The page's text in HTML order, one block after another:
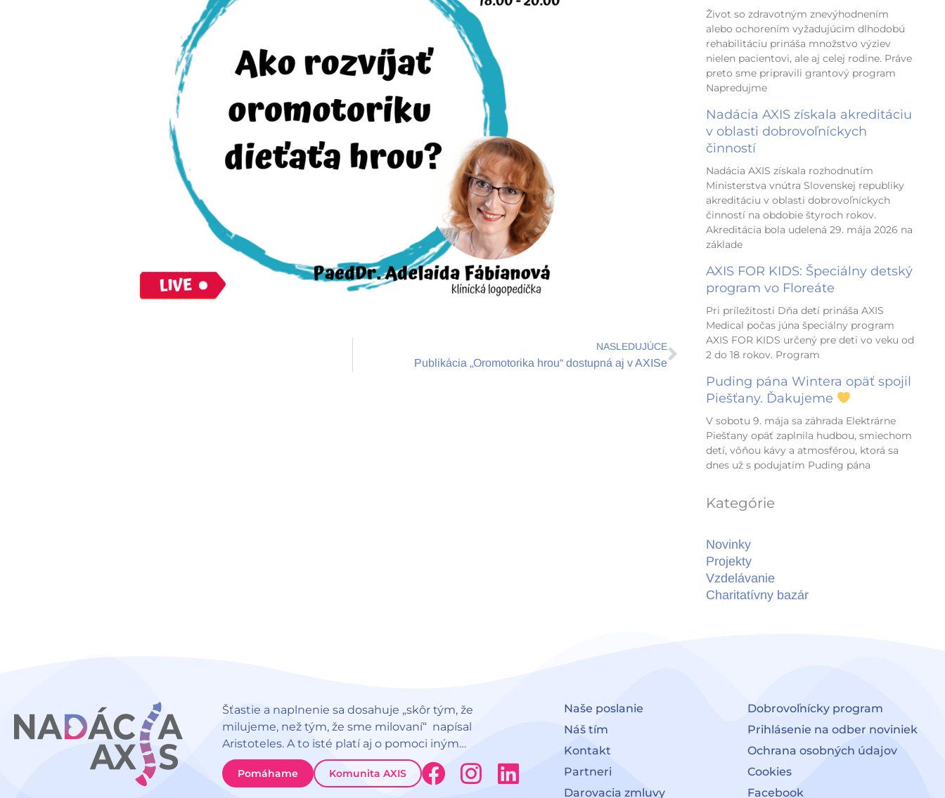
NASLEDUJÚCE
Publikácia „Oromotorika hrou“ dostupná aj v AXISe
Ďalšie
Život so zdravotným znevýhodnením
alebo ochorením vyžadujúcim dlhodobú
rehabilitáciu prináša množstvo výziev
nielen pacientovi, ale aj celej rodine. Práve
preto sme pripravili grantový program
Napredujme
Nadácia AXIS získala akreditáciu
v oblasti dobrovoľníckych
činností
Nadácia AXIS získala rozhodnutím
Ministerstva vnútra Slovenskej republiky
akreditáciu v oblasti dobrovoľníckych
činností na obdobie štyroch rokov.
Akreditácia bola udelená 29. mája 2026 na
základe
AXIS FOR KIDS: Špeciálny detský
program vo Floreáte
Pri príležitosti Dňa detí prináša AXIS
Medical počas júna špeciálny program
AXIS FOR KIDS určený pre deti vo veku od
2 do 18 rokov. Program
Puding pána Wintera opäť spojil
Piešťany. Ďakujeme
V sobotu 9. mája sa záhrada Elektrárne
Piešťany opäť zaplnila hudbou, smiechom
detí, vôňou kávy a atmosférou, ktorá sa
dnes už s podujatím Puding pána
Kategórie
Novinky
Projekty
Vzdelávanie
Charitatívny bazár
Šťastie a naplnenie sa dosahuje „skôr tým, že
milujeme, než tým, že sme milovaní“ napísal
Aristoteles. A to isté platí aj o pomoci iným…
Pomáhame Komunita AXIS
F
I
L
Naše poslanie
Náš tím
Kontakt
Partneri
Darovacia zmluvy
Dobrovoľnícky program
Prihlásenie na odber noviniek
Ochrana osobných údajov
Cookies
Facebook